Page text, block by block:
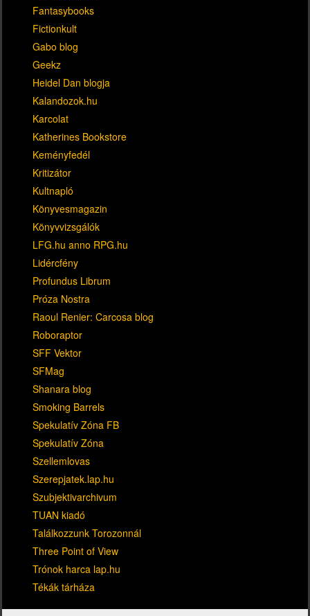
Fantasybooks
Fictionkult
Gabo blog
Geekz
Heidel Dan blogja
Kalandozok.hu
Karcolat
Katherines Bookstore
Keményfedél
Kritizátor
Kultnapló
Könyvesmagazin
Könyvvizsgálók
LFG.hu anno RPG.hu
Lidércfény
Profundus Librum
Próza Nostra
Raoul Renier: Carcosa blog
Roboraptor
SFF Vektor
SFMag
Shanara blog
Smoking Barrels
Spekulatív Zóna FB
Spekulatív Zóna
Szellemlovas
Szerepjatek.lap.hu
Szubjektivarchivum
TUAN kiadó
Találkozzunk Torozonnál
Three Point of View
Trónok harca lap.hu
Tékák tárháza